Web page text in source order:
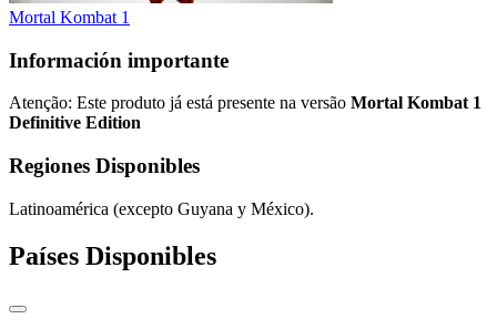
Mortal Kombat 1
Información importante
Atenção: Este produto já está presente na versão Mortal Kombat 1
Definitive Edition
Regiones Disponibles
Latinoamérica (excepto Guyana y México).
Países Disponibles